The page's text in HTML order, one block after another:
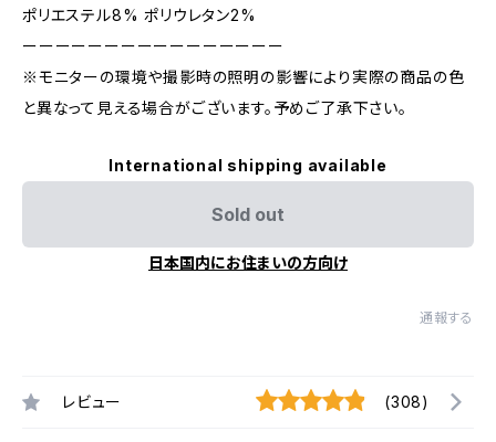
ポリエステル8% ポリウレタン2%
ーーーーーーーーーーーーーーーー
※モニターの環境や撮影時の照明の影響により実際の商品の色
と異なって見える場合がございます。予めご了承下さい。
International shipping available
Sold out
日本国内にお住まいの方向け
通報する
レビュー (308)